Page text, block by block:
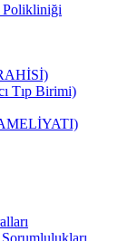
Polikliniği
Tıp Birimi)